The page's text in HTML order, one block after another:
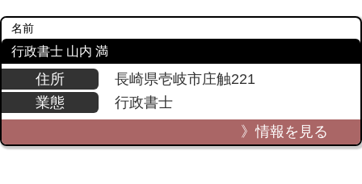
名前
行政書士 山内 満
住所
長崎県壱岐市庄触221
業態
行政書士
》情報を見る